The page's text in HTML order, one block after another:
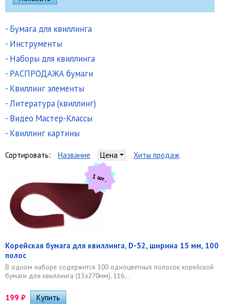
- Бумага для квиллинга
- Инструменты
- Наборы для квиллинга
- РАСПРОДАЖА бумаги
- Квиллинг элементы
- Литература (квиллинг)
- Видео Мастер-Классы
- Квиллинг картины
Сортировать: Название Цена Хиты продаж
1 шт.
Корейская бумага для квиллинга, D-52, ширина 15 мм, 100
полос
В одном наборе содержится 100 одноцветных полосок корейской
бумаги для квиллинга (15х270мм), 116...
199 ₽